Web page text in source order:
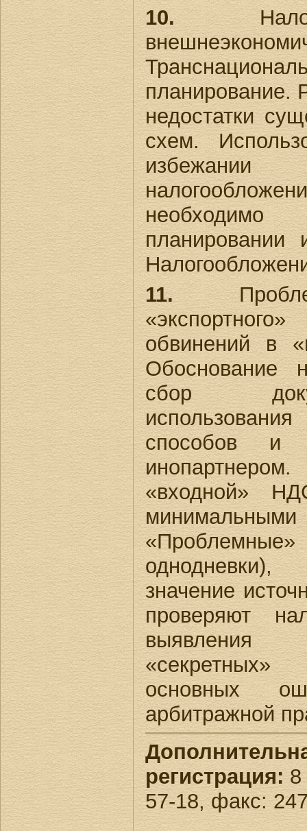
10.
планирование.
недостатки
схем.
планировании
11.
обвинений в
Обоснование
сбор
способов и
«входной»
значение
проверяют
основных
арбитражной
регистрация:8
57-18, факс: